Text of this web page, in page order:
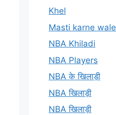
Khel
Masti karne wale
NBA Khiladi
NBA Players
NBA के खिलाड़ी
NBA खिलाड़ी
NBA खिलाड़ी